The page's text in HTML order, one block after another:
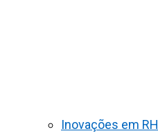
Inovações em RH